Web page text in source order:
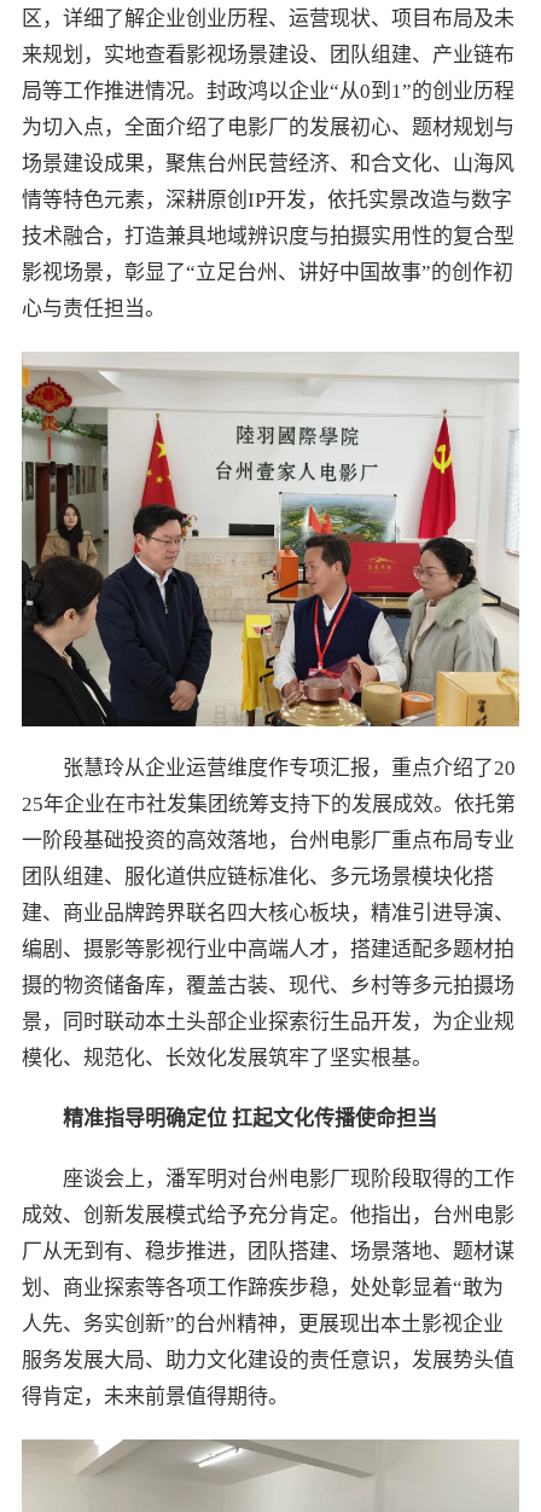
区，详细了解企业创业历程、运营现状、项目布局及未
来规划，实地查看影视场景建设、团队组建、产业链布
局等工作推进情况。封政鸿以企业“从0到1”的创业历程
为切入点，全面介绍了电影厂的发展初心、题材规划与
场景建设成果，聚焦台州民营经济、和合文化、山海风
情等特色元素，深耕原创IP开发，依托实景改造与数字
技术融合，打造兼具地域辨识度与拍摄实用性的复合型
影视场景，彰显了“立足台州、讲好中国故事”的创作初
心与责任担当。
张慧玲从企业运营维度作专项汇报，重点介绍了20
25年企业在市社发集团统筹支持下的发展成效。依托第
一阶段基础投资的高效落地，台州电影厂重点布局专业
团队组建、服化道供应链标准化、多元场景模块化搭
建、商业品牌跨界联名四大核心板块，精准引进导演、
编剧、摄影等影视行业中高端人才，搭建适配多题材拍
摄的物资储备库，覆盖古装、现代、乡村等多元拍摄场
景，同时联动本土头部企业探索衍生品开发，为企业规
模化、规范化、长效化发展筑牢了坚实根基。
精准指导明确定位 扛起文化传播使命担当
座谈会上，潘军明对台州电影厂现阶段取得的工作
成效、创新发展模式给予充分肯定。他指出，台州电影
厂从无到有、稳步推进，团队搭建、场景落地、题材谋
划、商业探索等各项工作蹄疾步稳，处处彰显着“敢为
人先、务实创新”的台州精神，更展现出本土影视企业
服务发展大局、助力文化建设的责任意识，发展势头值
得肯定，未来前景值得期待。